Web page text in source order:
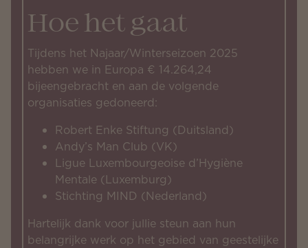
Hoe het gaat
Tijdens het Najaar/Winterseizoen 2025
hebben we in Europa € 14.264,24
bijeengebracht en aan de volgende
organisaties gedoneerd:
Robert Enke Stiftung (Duitsland)
Andy’s Man Club (VK)
Ligue Luxembourgeoise d’Hygiène
Mentale (Luxemburg)
Stichting MIND (Nederland)
Hartelijk dank voor jullie steun aan hun
belangrijke werk op het gebied van geestelijke